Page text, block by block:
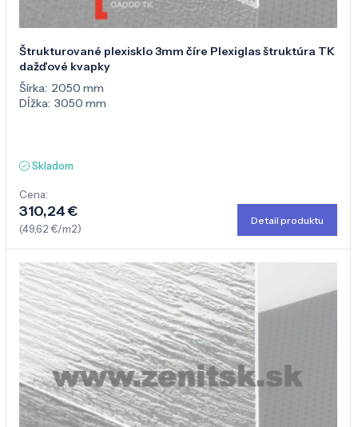
Štrukturované plexisklo 3mm číre Plexiglas štruktúra TK
dažďové kvapky
Šírka: 2050 mm
Dĺžka: 3050 mm
Skladom
Cena:
310,24 €
(49,62 €/m2)
Detail produktu